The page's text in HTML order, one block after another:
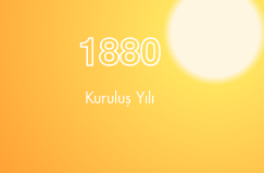
1880
Kuruluş Yılı